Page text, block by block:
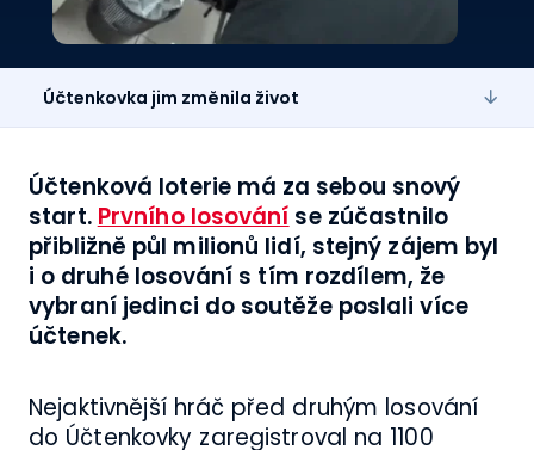
Účtenkovka jim změnila život
Účtenková loterie má za sebou snový
start.Prvního losováníse zúčastnilo
přibližně půl milionů lidí, stejný zájem byl
i o druhé losování s tím rozdílem, že
vybraní jedinci do soutěže poslali více
účtenek.
Nejaktivnější hráč před druhým losování
do Účtenkovky zaregistroval na 1100